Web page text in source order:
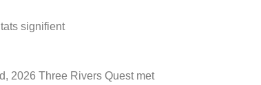
signifient
2026 Three Rivers Quest met